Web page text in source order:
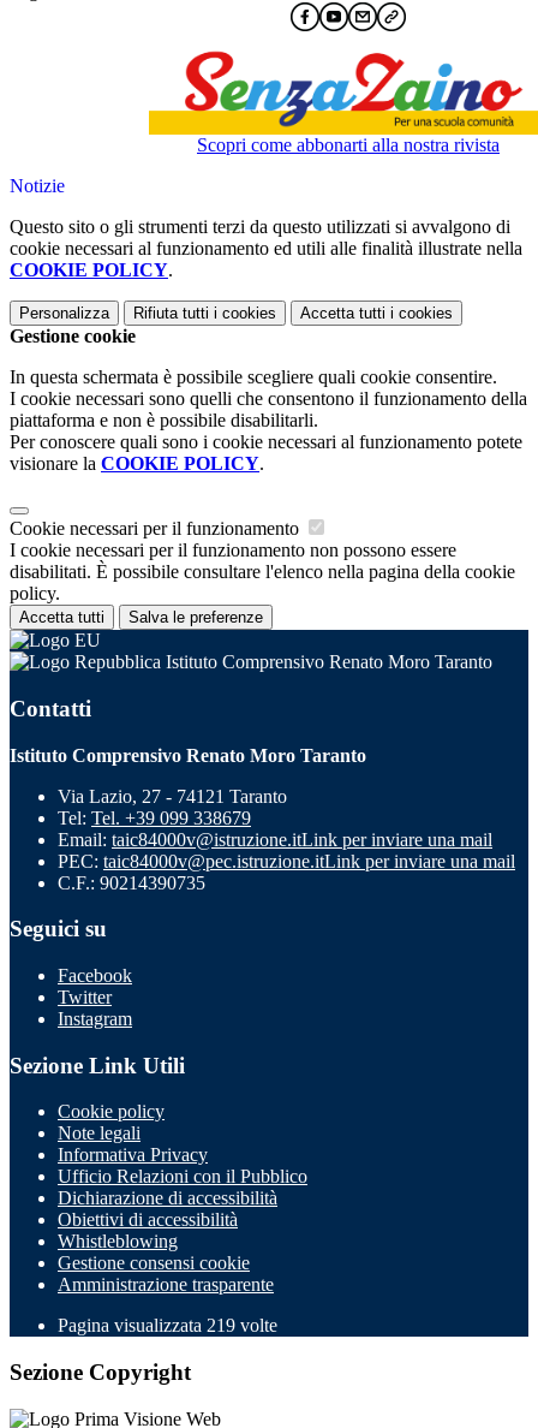
Scopri come abbonarti alla nostra rivista
Notizie
Questo sito o gli strumenti terzi da questo utilizzati si avvalgono di
cookie necessari al funzionamento ed utili alle finalità illustrate nella
COOKIE POLICY.
Personalizza Rifiuta tutti i cookies Accetta tutti i cookies
Gestione cookie
In questa schermata è possibile scegliere quali cookie consentire.
I cookie necessari sono quelli che consentono il funzionamento della
piattaforma e non è possibile disabilitarli.
Per conoscere quali sono i cookie necessari al funzionamento potete
visionare la COOKIE POLICY.
Cookie necessari per il funzionamento
I cookie necessari per il funzionamento non possono essere
disabilitati. È possibile consultare l'elenco nella pagina della cookie
policy.
Accetta tutti Salva le preferenze
Istituto Comprensivo Renato Moro Taranto
Contatti
Istituto Comprensivo Renato Moro Taranto
Via Lazio, 27 - 74121 Taranto
Tel: Tel. +39 099 338679
Email: taic84000v@istruzione.itLink per inviare una mail
PEC: taic84000v@pec.istruzione.itLink per inviare una mail
C.F.: 90214390735
Seguici su
Facebook
Twitter
Instagram
Sezione Link Utili
Cookie policy
Note legali
Informativa Privacy
Ufficio Relazioni con il Pubblico
Dichiarazione di accessibilità
Obiettivi di accessibilità
Whistleblowing
Gestione consensi cookie
Amministrazione trasparente
Pagina visualizzata 219 volte
Sezione Copyright